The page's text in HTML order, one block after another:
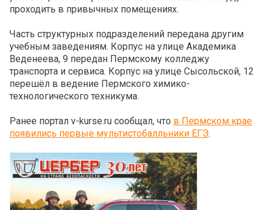
проходить в привычных помещениях.
Часть структурных подразделений передана другим
учебным заведениям. Корпус на улице Академика
Веденеева, 9 передан Пермскому колледжу
транспорта и сервиса. Корпус на улице Сысольской, 12
перешёл в ведение Пермского химико-
технологического техникума.
Ранее портал v-kurse.ru сообщал, что в Пермском крае
появились первые мультистобалльники ЕГЭ.